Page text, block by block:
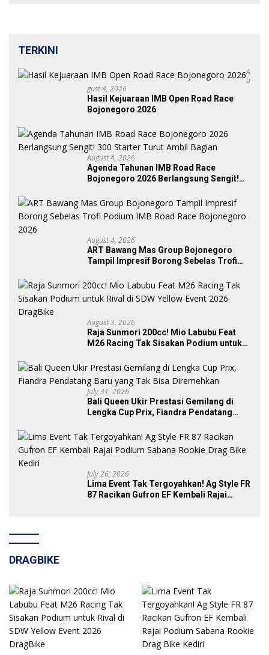
TERKINI
A
U
Gust 4, 2026
Hasil Kejuaraan IMB Open Road Race
Bojonegoro 2026
August 4, 2026
Agenda Tahunan IMB Road Race
Bojonegoro 2026 Berlangsung Sengit!
August 4, 2026
ART Bawang Mas Group Bojonegoro
Tampil Impresif Borong Sebelas Trofi
2026
August 3, 2026
Raja Sunmori 200cc! Mio Labubu Feat
M26 Racing Tak Sisakan Podium untuk
July 31, 2026
Bali Queen Ukir Prestasi Gemilang di
Lengka Cup Prix, Fiandra Pendatang
July 26, 2026
Lima Event Tak Tergoyahkan! Ag Style FR
87 Racikan Gufron EF Kembali Rajai
DRAGBIKE